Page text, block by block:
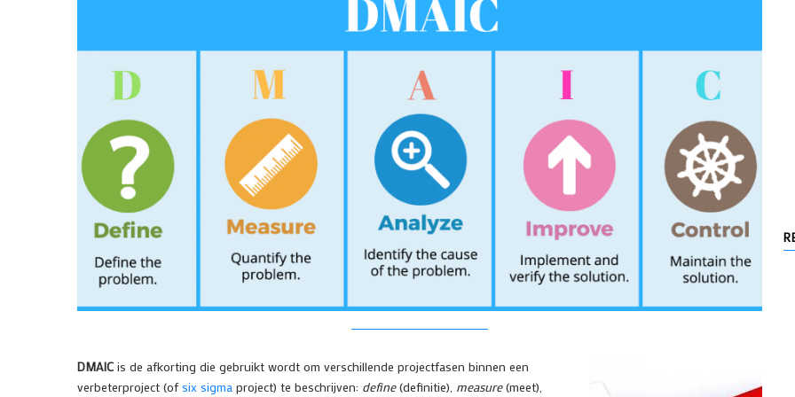
DMAIC is de afkorting die gebruikt wordt om verschillende projectfasen binnen een
verbeterproject (of six sigma project) te beschrijven: define(definitie), measure(meet),